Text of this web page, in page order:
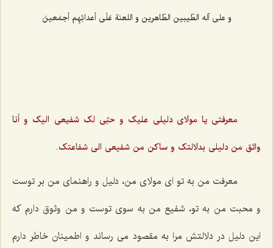
و علی آله الطّیبین الطّاهرین و اللعنة عَلَی أعدائِهِم أجمَعینَ
معرفتی یا مولای دلیلی علیک و حبّی لک شفیعی الیک و أنا
واثق من دلیلی بدلالتک و ساکن من شفیعی الی ‌شفاعتک.
معرفت من به تو ای مولای من، دلیل و راهنمای من بر توست
و محبت من به تو، شفیع من به سوی توست و من وثوق دارم که
این دلیل در دلالتش مرا به مقصود می رساند و اطمینان خاطر دارم